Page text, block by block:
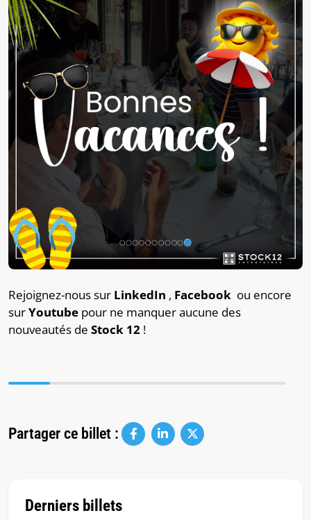
Rejoignez-nous sur LinkedIn , Facebook ou encore
surYoutube pour ne manquer aucune des
nouveautés de Stock 12 !
Partager ce billet :
Derniers billets